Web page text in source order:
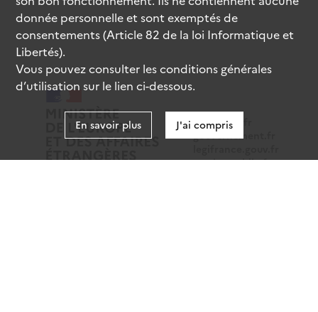
data.gouv.fr
gouvernement.fr
service-public.fr
donnée personnelle et sont exemptés de
consentements (Article 82 de la loi Informatique et
Libertés).
Vous pouvez consulter les conditions générales
d’utilisation sur le lien ci-dessous.
En savoir plus J'ai compris